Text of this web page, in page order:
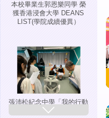
本校畢業生郭恩樂同學 榮
獲香港浸會大學 DEANS
LIST(學院成續優異）
張沛松紀念中學「我的行動
承諾」<校園記者>我的校